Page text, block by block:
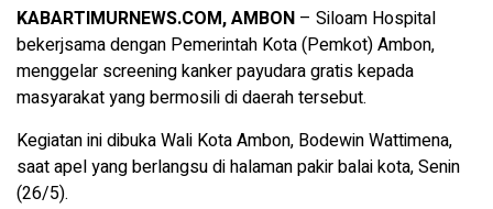
KABARTIMURNEWS.COM, AMBON – Siloam Hospital
bekerjsama dengan Pemerintah Kota (Pemkot) Ambon,
menggelar screening kanker payudara gratis kepada
masyarakat yang bermosili di daerah tersebut.
Kegiatan ini dibuka Wali Kota Ambon, Bodewin Wattimena,
saat apel yang berlangsu di halaman pakir balai kota, Senin
(26/5).